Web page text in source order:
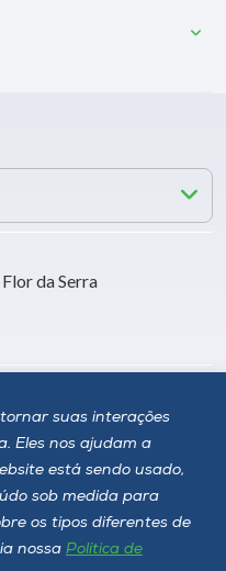
suas interações
Eles nos ajudam a
está sendo usado,
sob medida para
os tipos diferentes de
nossa Política de
da Serra